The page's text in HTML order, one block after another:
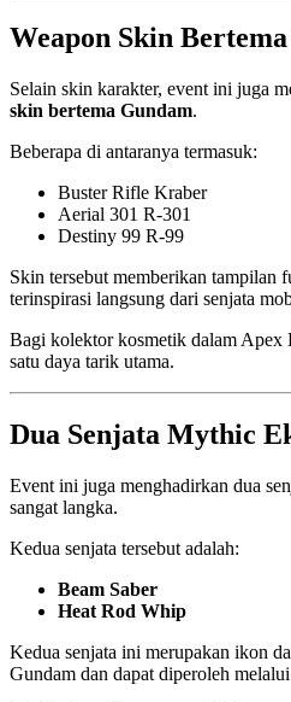
Weapon Skin
Selain skin karakter, event ini juga
skin bertema Gundam.
Beberapa di antaranya termasuk:
Buster Rifle Kraber
Aerial 301 R-301
Destiny 99 R-99
Skin tersebut memberikan tampilan
terinspirasi langsung dari senjata
Bagi kolektor kosmetik dalam Apex
satu daya tarik utama.
Dua Senjata Mythic
Event ini juga menghadirkan dua
sangat langka.
Kedua senjata tersebut adalah:
Beam Saber
Heat Rod Whip
Kedua senjata ini merupakan ikon
Gundam dan dapat diperoleh